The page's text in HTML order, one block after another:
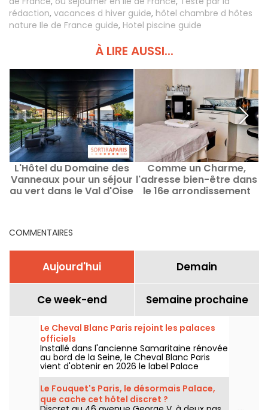
rédaction, vacances d hiver guide, hôtel chambre d hôtes
nature Ile de France guide, Hotel piscine guide
À LIRE AUSSI...
L'Hôtel du Domaine des
Vanneaux pour un séjour
au vert dans le Val d'Oise
Comme un Charme,
l'adresse bien-être dans
le 16e arrondissement
COMMENTAIRES
Aujourd'hui Demain
Ce week-end Semaine prochaine
Le Cheval Blanc Paris rejoint les palaces
officiels
Installé dans l'ancienne Samaritaine rénovée
au bord de la Seine, le Cheval Blanc Paris
vient d'obtenir en 2026 le label Palace
décerné par Atout France, une distinction
qui couronne cinq ans d'une adresse qui a
profondément renouvelé les codes du luxe
à Paris. On vous dit pourquoi ce haut mérite
Le Fouquet's Paris, le désormais Palace,
que cache cet hôtel discret ?